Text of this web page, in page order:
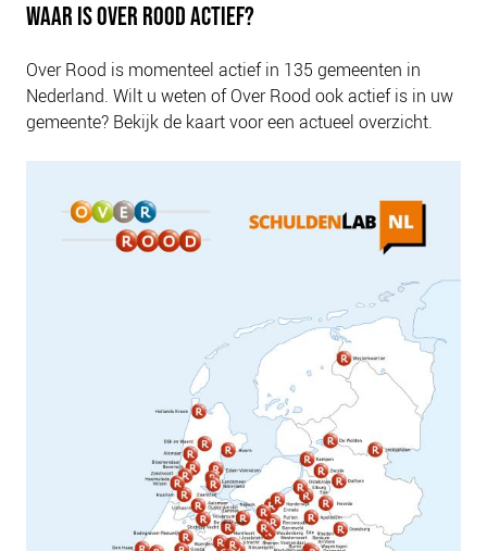
WAAR IS OVER ROOD ACTIEF?
Over Rood is momenteel actief in 135 gemeenten in
Nederland. Wilt u weten of Over Rood ook actief is in uw
gemeente? Bekijk de kaart voor een actueel overzicht.